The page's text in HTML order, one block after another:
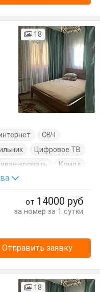
18
СВЧ
Цифровое ТВ
кровать
Комод
односпальные
от 14000 руб
за номер за 1 сутки
Отправить заявку
18